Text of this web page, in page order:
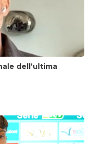
dell’ultima